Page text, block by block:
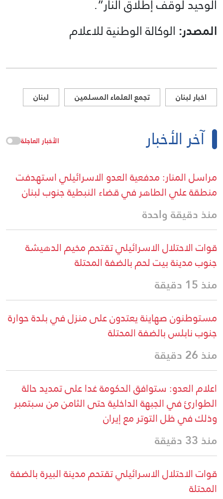
الوحيد لوقف إطلاق النار”.
المصدر: الوكالة الوطنية للاعلام
اخبار لبنان تجمع العلماء المسلمين لبنان
آخر الأخبار الأخبار العاجلة
مراسل المنار: مدفعية العدو الاسرائيلي استهدفت
منطقة علي الطاهر في قضاء النبطية جنوب لبنان
منذ دقيقة واحدة
قوات الاحتلال الاسرائيلي تقتحم مخيم الدهيشة
جنوب مدينة بيت لحم بالضفة المحتلة
منذ 15 دقيقة
مستوطنون صهاينة يعتدون على منزل في بلدة حوارة
جنوب نابلس بالضفة المحتلة
منذ 26 دقيقة
اعلام العدو: ستوافق الحكومة غدا على تمديد حالة
الطوارئ في الجبهة الداخلية حتى الثامن من سبتمبر
وذلك في ظل التوتر مع إيران
منذ 33 دقيقة
قوات الاحتلال الاسرائيلي تقتحم مدينة البيرة بالضفة
المحتلة